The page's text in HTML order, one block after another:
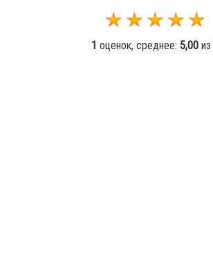
1 оценок, среднее: 5,00из